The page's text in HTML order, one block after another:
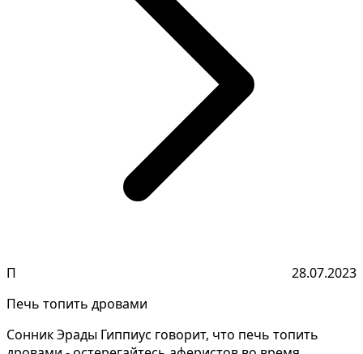
П
28.07.2023
Печь топить дровами
Сонник Эрады Гиппиус говорит, что печь топить